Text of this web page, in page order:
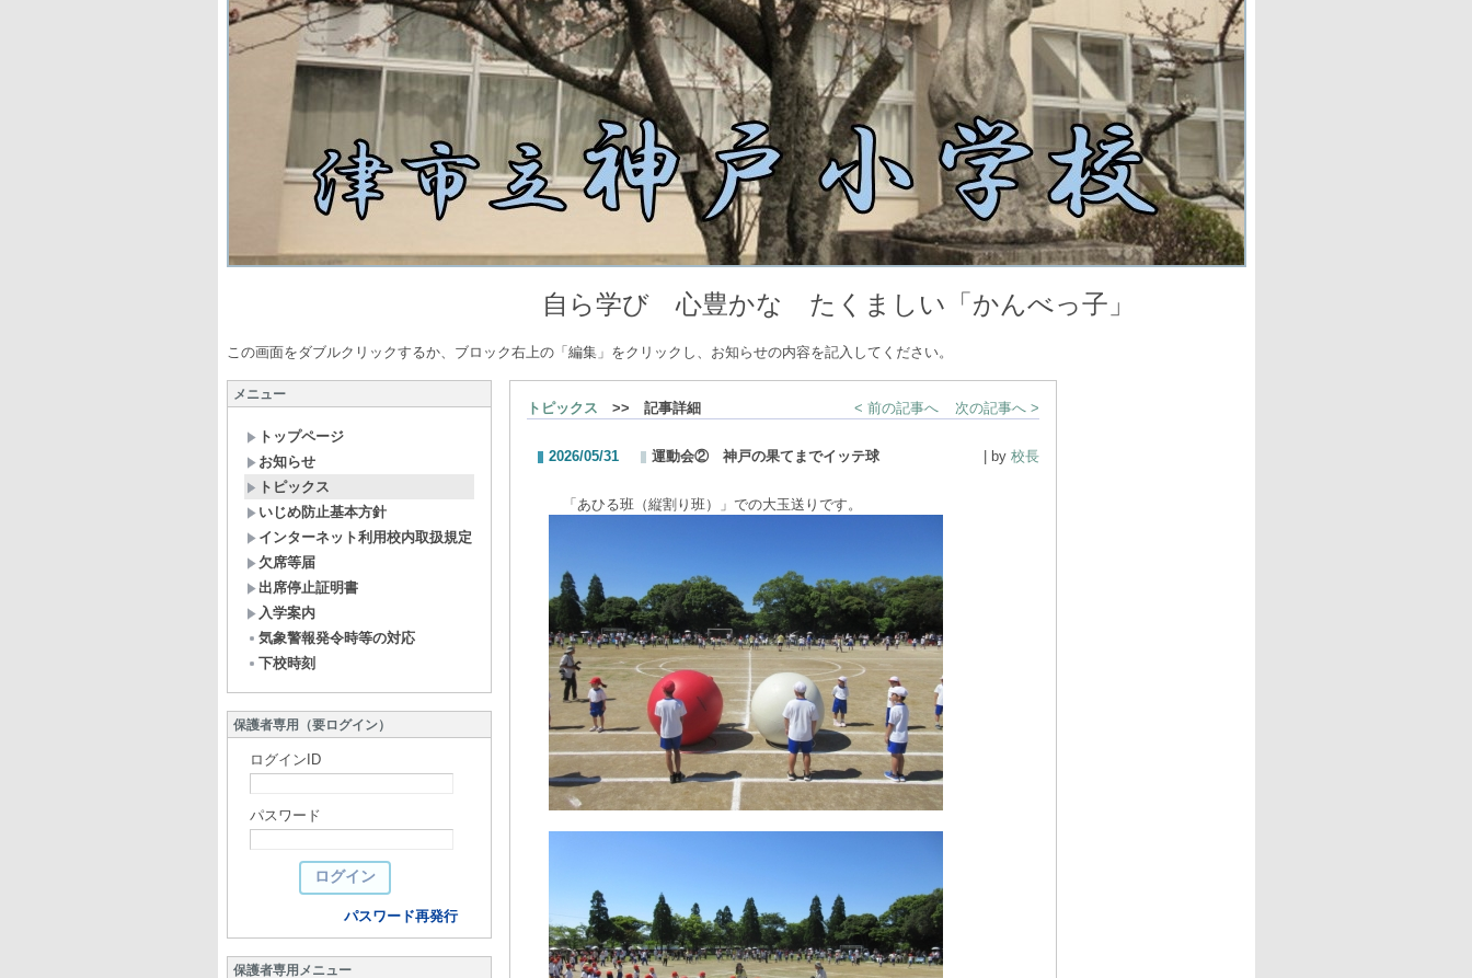
自ら学び 心豊かな たくましい「かんべっ子」
この画面をダブルクリックするか、ブロック右上の「編集」をクリックし、お知らせの内容を記入してください。
メニュー
トップページ
お知らせ
トピックス
いじめ防止基本方針
インターネット利用校内取扱規定
欠席等届
出席停止証明書
入学案内
気象警報発令時等の対応
下校時刻
保護者専用（要ログイン）
ログインID
パスワード
パスワード再発行
保護者専用メニュー
トピックス >> 記事詳細 < 前の記事へ 次の記事へ >
2026/05/31 運動会② 神戸の果てまでイッテ球 | by 校長
「あひる班（縦割り班）」での大玉送りです。